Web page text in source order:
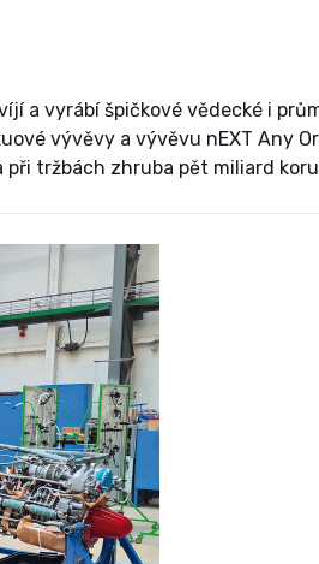
a vyrábí špičkové vědecké i
vývěvy a vývěvu nEXT Any
tržbách zhruba pět miliard